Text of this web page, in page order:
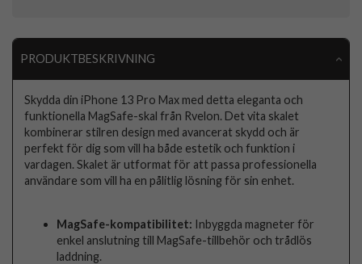
PRODUKTBESKRIVNING
Skydda din iPhone 13 Pro Max med detta eleganta och
funktionella MagSafe-skal från Rvelon. Det vita skalet
kombinerar stilren design med avancerat skydd och är
perfekt för dig som vill ha både estetik och funktion i
vardagen. Skalet är utformat för att passa professionella
användare som vill ha en pålitlig lösning för sin enhet.
MagSafe-kompatibilitet: Inbyggda magneter för
enkel anslutning till MagSafe-tillbehör och trådlös
laddning.